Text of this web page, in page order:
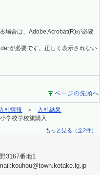
場合は、Adobe Acrobat(R)が必要
が必要です。正しく表示されない
ページの先頭へ
入札情報
入札結果
学校学校旗購入
もっと見る（全2件）
3167番地1